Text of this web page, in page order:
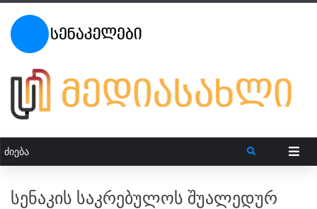
სენაკის საკრებულოს შუალედურ